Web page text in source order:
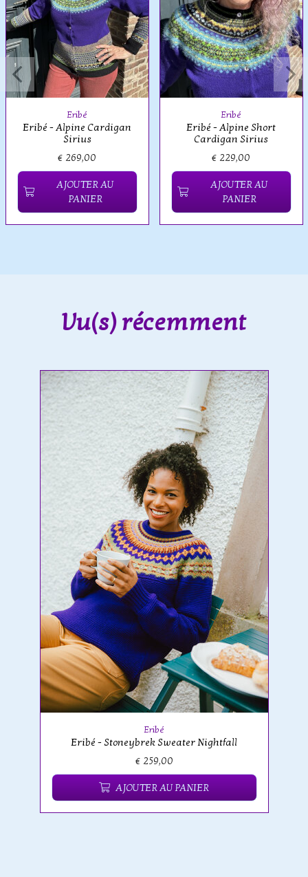
Eribé
Eribé - Alpine Cardigan
Sirius
€ 269,00
AJOUTER AU
PANIER
Eribé
Eribé - Alpine Short
Cardigan Sirius
€ 229,00
AJOUTER AU
PANIER
Vu(s) récemment
Eribé
Eribé - Stoneybrek Sweater Nightfall
€ 259,00
AJOUTER AU PANIER